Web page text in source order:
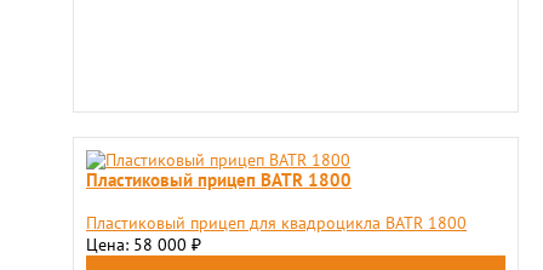
Пластиковый прицеп BATR 1800
Пластиковый прицеп для квадроцикла BATR 1800
Цена: 58 000 ₽